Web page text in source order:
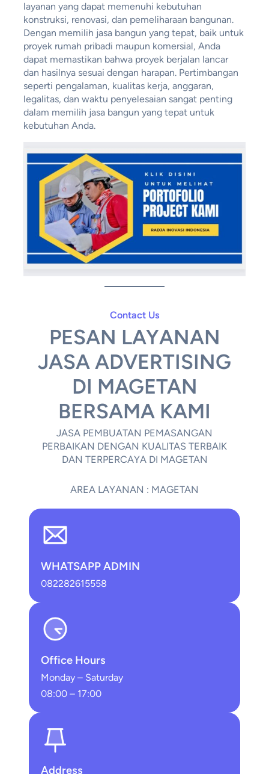
layanan yang dapat memenuhi kebutuhan
konstruksi, renovasi, dan pemeliharaan bangunan.
Dengan memilih jasa bangun yang tepat, baik untuk
proyek rumah pribadi maupun komersial, Anda
dapat memastikan bahwa proyek berjalan lancar
dan hasilnya sesuai dengan harapan. Pertimbangan
seperti pengalaman, kualitas kerja, anggaran,
legalitas, dan waktu penyelesaian sangat penting
dalam memilih jasa bangun yang tepat untuk
kebutuhan Anda.
Contact Us
PESAN LAYANAN
JASA ADVERTISING
DI MAGETAN
BERSAMA KAMI
JASA PEMBUATAN PEMASANGAN
PERBAIKAN DENGAN KUALITAS TERBAIK
DAN TERPERCAYA DI MAGETAN
AREA LAYANAN : MAGETAN
WHATSAPP ADMIN
082282615558
Office Hours
Monday – Saturday
08:00 – 17:00
Address